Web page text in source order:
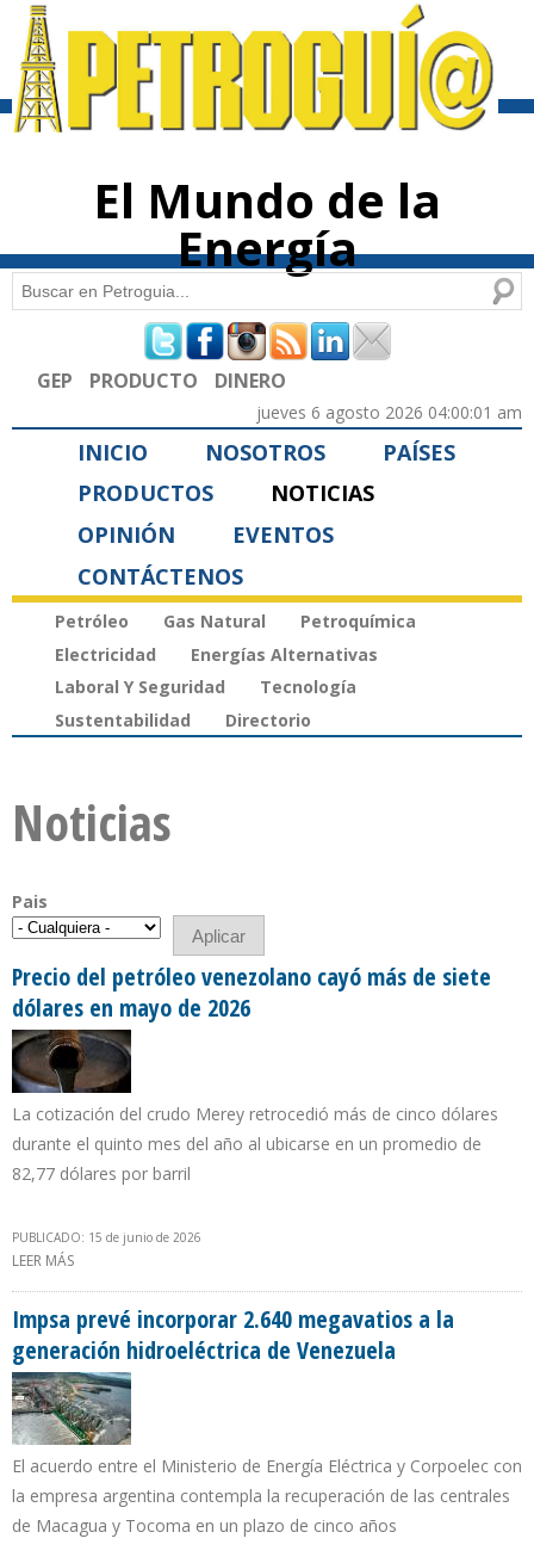
contenido
El Mundo de la
Energía
Formulario de búsqueda
Buscar
GEP PRODUCTO DINERO
jueves 6 agosto 2026 04:00:01 am
INICIO NOSOTROS
PAÍSES
PRODUCTOS
NOTICIAS
OPINIÓN
EVENTOS
CONTÁCTENOS
Petróleo Gas Natural
Petroquímica
Electricidad
Energías Alternativas
Laboral Y Seguridad
Tecnología
Sustentabilidad
Directorio
Noticias
Pais
Precio del petróleo venezolano cayó más de siete
dólares en mayo de 2026
La cotización del crudo Merey retrocedió más de cinco dólares
durante el quinto mes del año al ubicarse en un promedio de
82,77 dólares por barril
PUBLICADO: 15 de junio de 2026
LEER MÁS
Impsa prevé incorporar 2.640 megavatios a la
generación hidroeléctrica de Venezuela
El acuerdo entre el Ministerio de Energía Eléctrica y Corpoelec con
la empresa argentina contempla la recuperación de las centrales
de Macagua y Tocoma en un plazo de cinco años